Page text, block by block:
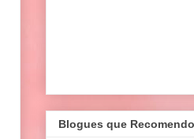
Blogues que Recomendo